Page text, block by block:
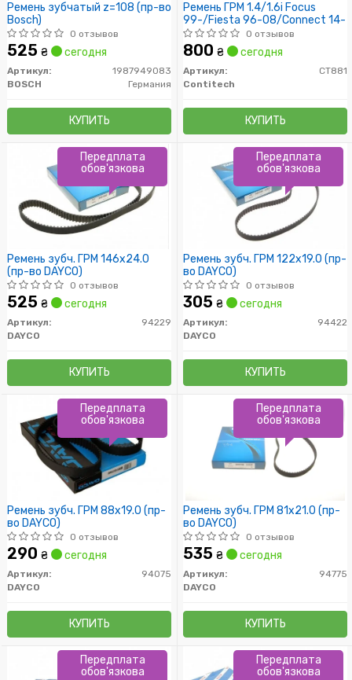
Ремень зубчатый z=108 (пр-во
Bosch)
0 отзывов
525 ₴ сегодня
Артикул:
1987949083
BOSCH
Германия
КУПИТЬ
Ремень ГРМ 1.4/1.6i Focus
99-/Fiesta 96-08/Connect 14-
0 отзывов
800 ₴ сегодня
Артикул:
CT881
Contitech
КУПИТЬ
Ремень зубч. ГРМ 146x24.0
(пр-во DAYCO)
0 отзывов
525 ₴ сегодня
Артикул:
94229
DAYCO
КУПИТЬ
Передплата
обов'язкова
Ремень зубч. ГРМ 122x19.0 (пр-
во DAYCO)
0 отзывов
305 ₴ сегодня
Артикул:
94422
DAYCO
КУПИТЬ
Передплата
обов'язкова
Ремень зубч. ГРМ 88x19.0 (пр-
во DAYCO)
0 отзывов
290 ₴ сегодня
Артикул:
94075
DAYCO
КУПИТЬ
Передплата
обов'язкова
Ремень зубч. ГРМ 81x21.0 (пр-
во DAYCO)
0 отзывов
535 ₴ сегодня
Артикул:
94775
DAYCO
КУПИТЬ
Передплата
обов'язкова
Передплата
обов'язкова
Передплата
обов'язкова